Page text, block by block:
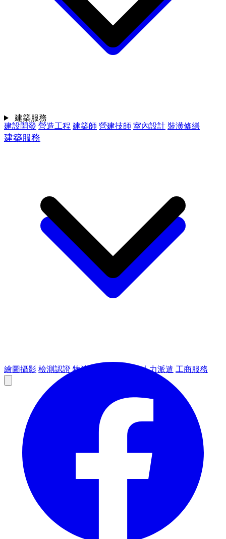
建設開發 營造工程 建築師 營建技師 室內設計 裝潢修繕
建築服務
繪圖攝影 檢測認證 物流倉儲 人力派遣 工商服務
建築服務